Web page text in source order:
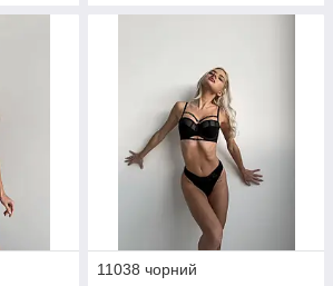
11038 чорний